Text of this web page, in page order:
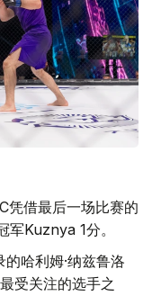
凭借最后一场比赛的
Kuznya 1分。
哈利姆·纳兹鲁洛
受关注的选手之